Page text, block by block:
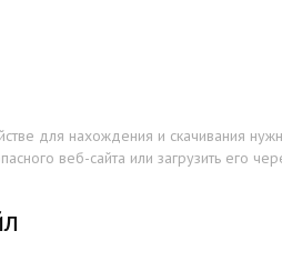
для нахождения и скачивания
веб-сайта или загрузить его